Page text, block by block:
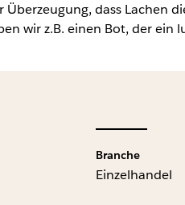
Überzeugung, dass Lachen
wir z.B. einen Bot, der ein
Branche
Einzelhandel